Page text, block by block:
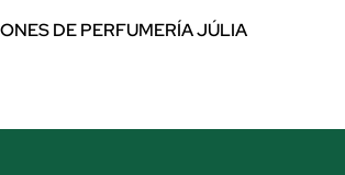
DE PERFUMERÍA JÚLIA